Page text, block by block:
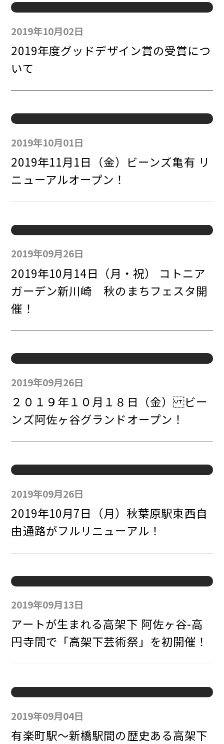
2019年10月02日
2019年度グッドデザイン賞の受賞につ
いて
2019年10月01日
2019年11月1日（金）ビーンズ亀有 リ
ニューアルオープン！
2019年09月26日
2019年10月14日（月・祝） コトニア
ガーデン新川崎 秋のまちフェスタ開
催！
2019年09月26日
２０１９年１０月１８日（金） ビー
ンズ阿佐ヶ谷グランドオープン！
2019年09月26日
2019年10月7日（月）秋葉原駅東西自
由通路がフルリニューアル！
2019年09月13日
アートが生まれる高架下 阿佐ヶ谷-高
円寺間で「高架下芸術祭」を初開催！
2019年09月04日
有楽町駅～新橋駅間の歴史ある高架下